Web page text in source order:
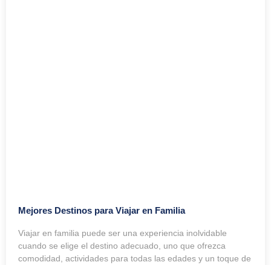
Mejores Destinos para Viajar en Familia
Viajar en familia puede ser una experiencia inolvidable
cuando se elige el destino adecuado, uno que ofrezca
comodidad, actividades para todas las edades y un toque de